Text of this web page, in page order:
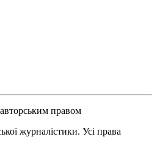
правом
журналістики. Усі права